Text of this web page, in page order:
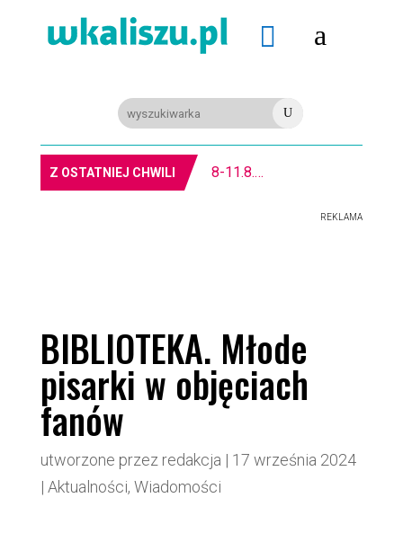
 a
U
Z OSTATNIEJ CHWILI
REKLAMA
BIBLIOTEKA. Młode
pisarki w objęciach
fanów
utworzone przez redakcja | 17 września 2024
| Aktualności, Wiadomości